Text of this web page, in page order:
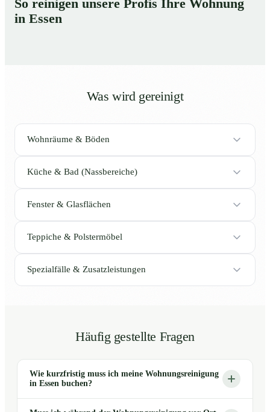
So reinigen unsere Profis Ihre Wohnung
in Essen
Was wird gereinigt
Wohnräume & Böden
Küche & Bad (Nassbereiche)
Fenster & Glasflächen
Teppiche & Polstermöbel
Spezialfälle & Zusatzleistungen
Häufig gestellte Fragen
Wie kurzfristig muss ich meine Wohnungsreinigung
in Essen buchen?